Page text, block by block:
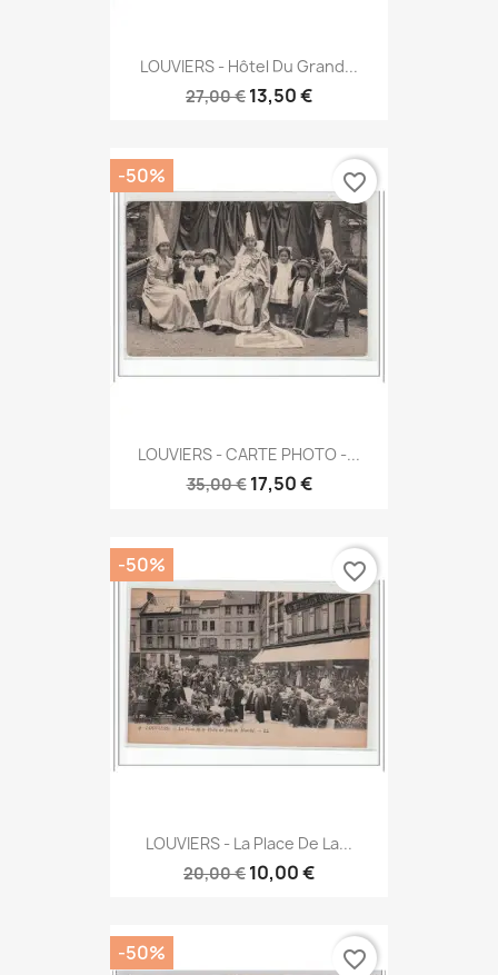
LOUVIERS - Hôtel Du Grand...
27,00 € 13,50 €
LOUVIERS - CARTE PHOTO -...
35,00 € 17,50 €
-50% favorite_border
LOUVIERS - La Place De La...
20,00 € 10,00 €
-50% favorite_border
-50% favorite_border